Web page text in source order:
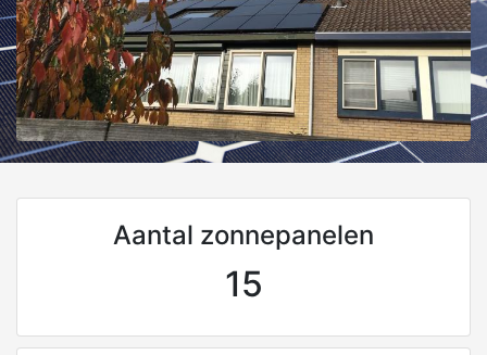
Aantal zonnepanelen
15